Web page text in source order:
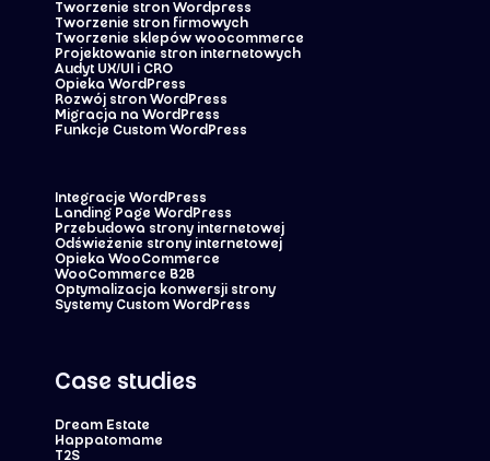
Tworzenie stron Wordpress
Tworzenie stron firmowych
Tworzenie sklepów woocommerce
Projektowanie stron internetowych
Audyt UX/UI i CRO
Opieka WordPress
Rozwój stron WordPress
Migracja na WordPress
Funkcje Custom WordPress
Integracje WordPress
Landing Page WordPress
Przebudowa strony internetowej
Odświeżenie strony internetowej
Opieka WooCommerce
WooCommerce B2B
Optymalizacja konwersji strony
Systemy Custom WordPress
Case studies
Dream Estate
Happatomame
T2S